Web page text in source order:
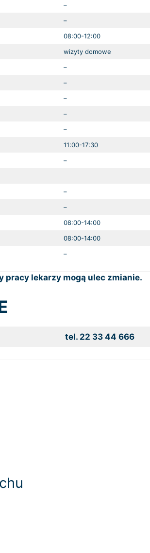
–
–
08:00-12:00
wizyty domowe
–
–
–
–
–
11:00-17:30
–
–
–
08:00-14:00
08:00-14:00
–
pracy lekarzy mogą ulec zmianie.
tel. 22 33 44 666